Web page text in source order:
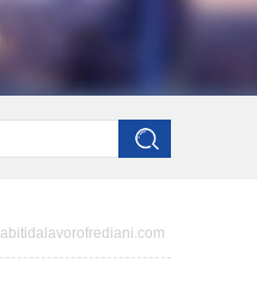
abitidalavorofrediani.com